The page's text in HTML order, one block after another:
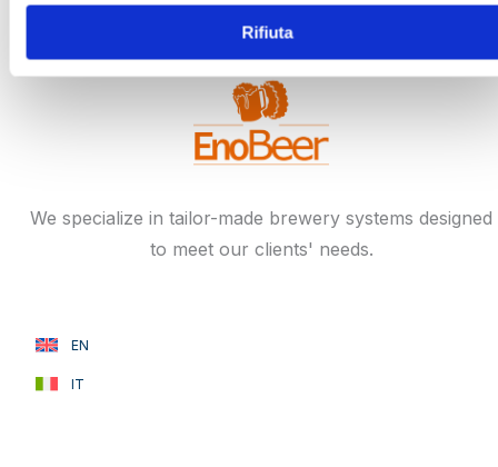
Rifiuta
BREWING PLANTS
We specialize in tailor-made brewery systems designed
to meet our clients' needs.
EN
IT